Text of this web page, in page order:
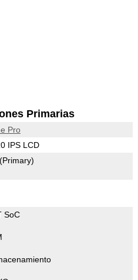
Primarias
Pro
IPS LCD
(Primary)
SoC